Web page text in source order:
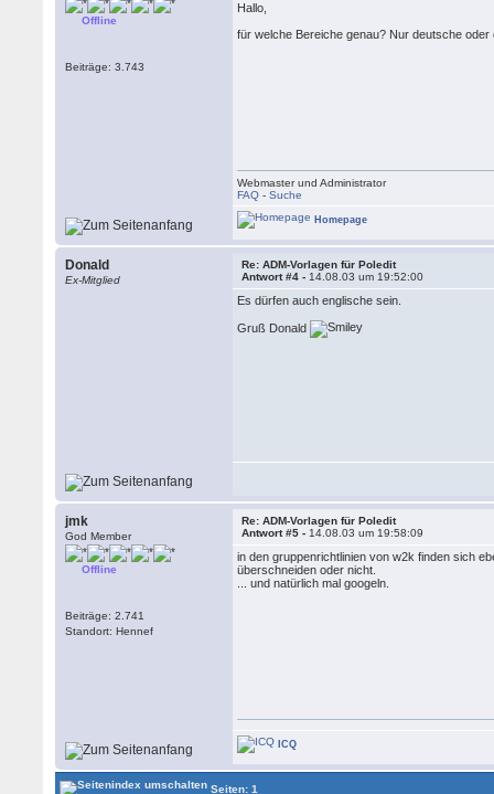
Offline
Beiträge: 3.743
Hallo,
für welche Bereiche genau? Nur deutsche
Webmaster und Administrator
FAQ -Suche
Homepage
Donald
Ex-Mitglied
Re: ADM-Vorlagen für Poledit
Antwort #4 - 14.08.03 um 19:52:00
Es dürfen auch englische sein.
Gruß Donald
jmk
God Member
Offline
Beiträge: 2.741
Standort: Hennef
Re: ADM-Vorlagen für Poledit
Antwort #5 - 14.08.03 um 19:58:09
in den gruppenrichtlinien von w2k finden sich
überschneiden oder nicht.
... und natürlich mal googeln.
ICQ
Seiten: 1